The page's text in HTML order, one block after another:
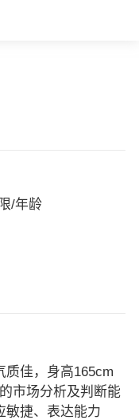
/年龄
质佳，身高165cm
市场分析及判断能
敏捷、表达能力